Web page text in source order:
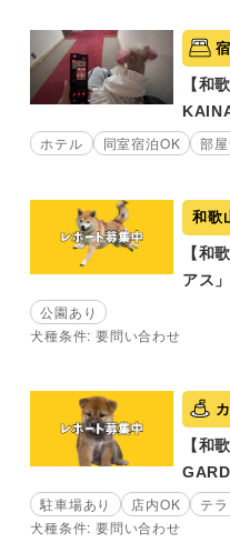
宿
【和
ホテル 同室宿泊OK 部
和歌
【和
アス」
公園あり
犬種条件: 要問い合わせ
【和
駐車場あり 店内OK
テ
犬種条件: 要問い合わせ